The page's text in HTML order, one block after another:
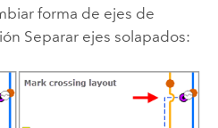
forma de ejes de
Separar ejes solapados: